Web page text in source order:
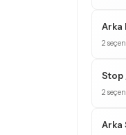
Arka
2
Stop
2
Arka